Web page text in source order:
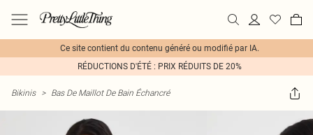
Ce site contient du contenu généré ou modifié par IA.
RÉDUCTIONS D'ÉTÉ : PRIX RÉDUITS DE 20%
Bikinis > Bas De Maillot De Bain Échancré